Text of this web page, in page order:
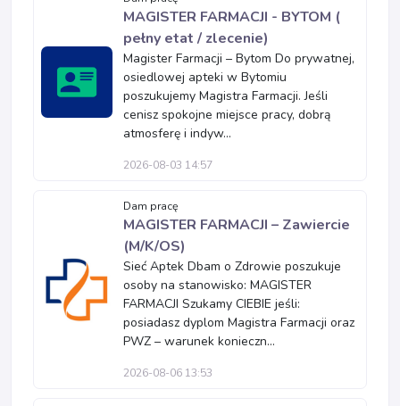
MAGISTER FARMACJI - BYTOM (
pełny etat / zlecenie)
Magister Farmacji – Bytom Do prywatnej,
osiedlowej apteki w Bytomiu
poszukujemy Magistra Farmacji. Jeśli
cenisz spokojne miejsce pracy, dobrą
atmosferę i indyw...
2026-08-03 14:57
Dam pracę
MAGISTER FARMACJI – Zawiercie
(M/K/OS)
Sieć Aptek Dbam o Zdrowie poszukuje
osoby na stanowisko: MAGISTER
FARMACJI Szukamy CIEBIE jeśli:
posiadasz dyplom Magistra Farmacji oraz
PWZ – warunek konieczn...
2026-08-06 13:53